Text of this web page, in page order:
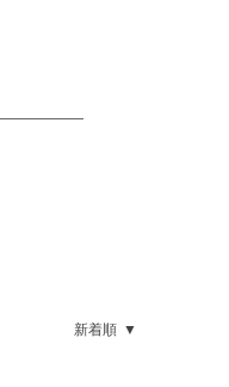
新着順